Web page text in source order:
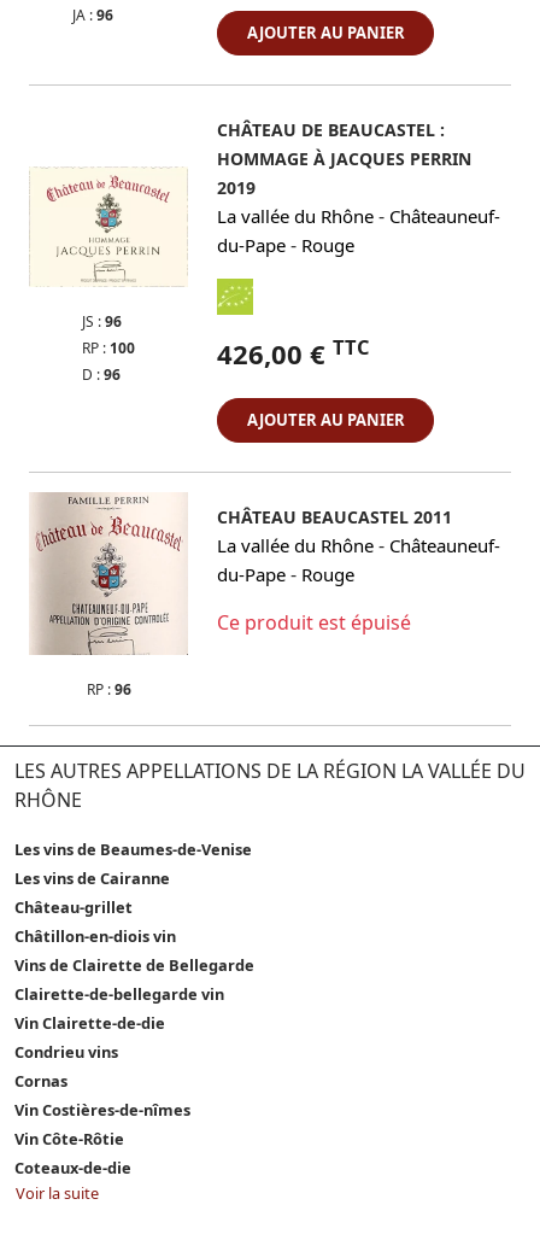
JA :96
AJOUTER AU PANIER
JS :96
RP : 100
D :96
CHÂTEAU DE BEAUCASTEL :
HOMMAGE À JACQUES PERRIN
2019
La vallée du Rhône - Châteauneuf-
du-Pape - Rouge
426,00 € TTC
AJOUTER AU PANIER
RP :96
CHÂTEAU BEAUCASTEL 2011
La vallée du Rhône - Châteauneuf-
du-Pape - Rouge
Ce produit est épuisé
LES AUTRES APPELLATIONS DE LA RÉGION LA VALLÉE DU
RHÔNE
Les vins de Beaumes-de-Venise
Les vins de Cairanne
Château-grillet
Châtillon-en-diois vin
Vins de Clairette de Bellegarde
Clairette-de-bellegarde vin
Vin Clairette-de-die
Condrieu vins
Cornas
Vin Costières-de-nîmes
Vin Côte-Rôtie
Coteaux-de-die
Voir la suite